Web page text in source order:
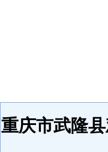
重庆市武隆